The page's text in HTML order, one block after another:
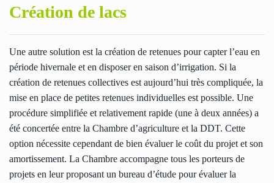
Création de lacs
Une autre solution est la création de retenues pour capter l’eau en
période hivernale et en disposer en saison d’irrigation. Si la
création de retenues collectives est aujourd’hui très compliquée, la
mise en place de petites retenues individuelles est possible. Une
procédure simplifiée et relativement rapide (une à deux années) a
été concertée entre la Chambre d’agriculture et la DDT. Cette
option nécessite cependant de bien évaluer le coût du projet et son
amortissement. La Chambre accompagne tous les porteurs de
projets en leur proposant un bureau d’étude pour évaluer la